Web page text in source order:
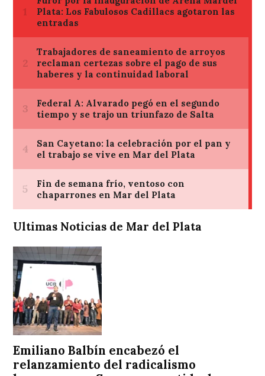
Ultimas Noticias de Mar del Plata
Emiliano Balbín encabezó el
relanzamiento del radicalismo